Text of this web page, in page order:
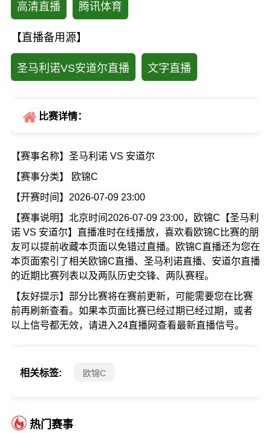
高清直播 腾讯体育
【直播备用源】
圣马利诺VS安道尔直播 文字直播
比赛详情：
【赛事名称】圣马利诺 VS 安道尔
【赛事分类】 欧锦C
【开赛时间】2026-07-09 23:00
【赛事说明】北京时间2026-07-09 23:00，欧锦C【圣马利
诺 VS 安道尔】直播准时在线播放，喜欢看欧锦C比赛的朋
友可以提前收藏本页面以免错过直播。欧锦C直播还为您在
本页面索引了相关欧锦C直播、圣马利诺直播、安道尔直播
的近期比赛列表以及两队历史交锋、两队赛程。
【友好提示】部分比赛将在赛前更新，可能需要您在比赛
前再刷新查看。如果本页面比赛已经过期已经过期，或者
以上信号都无效，请进入24直播网查看最新直播信号。
相关标签: 欧锦C
热门赛事